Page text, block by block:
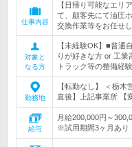
仕事内容
【日帰り可能なエリ
て、顧客先にて油圧
交換作業等をお任せし
対象と
なる方
【未経験OK】■普通
りが好きな方 or 工
トラック等の整備経験
勤務地
【転勤なし】 ＜栃
直後】上記事業所 【
給与
月給200,000円～
※試用期間3ヶ月あり